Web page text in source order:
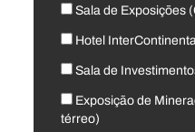
Sala de Exposições
Hotel
Sala de
Exposição de
térreo)